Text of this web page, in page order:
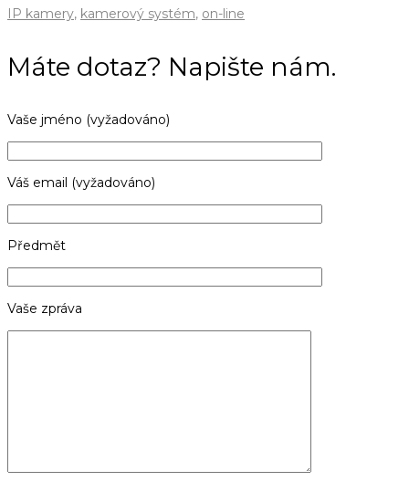
IP kamery, kamerový systém, on-line
Máte dotaz? Napište nám.
Vaše jméno (vyžadováno)
Váš email (vyžadováno)
Předmět
Vaše zpráva